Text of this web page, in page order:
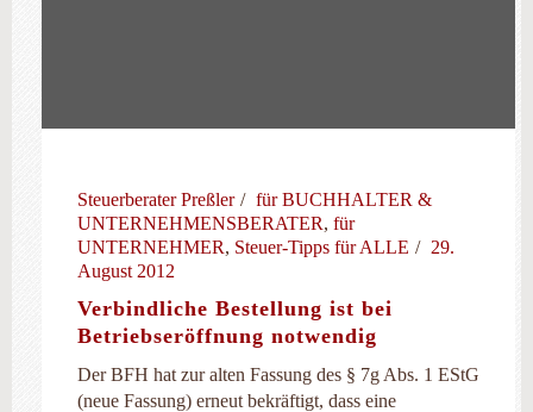
Steuerberater Preßler
für BUCHHALTER &
UNTERNEHMENSBERATER, für
UNTERNEHMER, Steuer-Tipps für ALLE
29.
August 2012
Verbindliche Bestellung ist bei
Betriebseröffnung notwendig
Der BFH hat zur alten Fassung des § 7g Abs. 1 EStG
(neue Fassung) erneut bekräftigt, dass eine